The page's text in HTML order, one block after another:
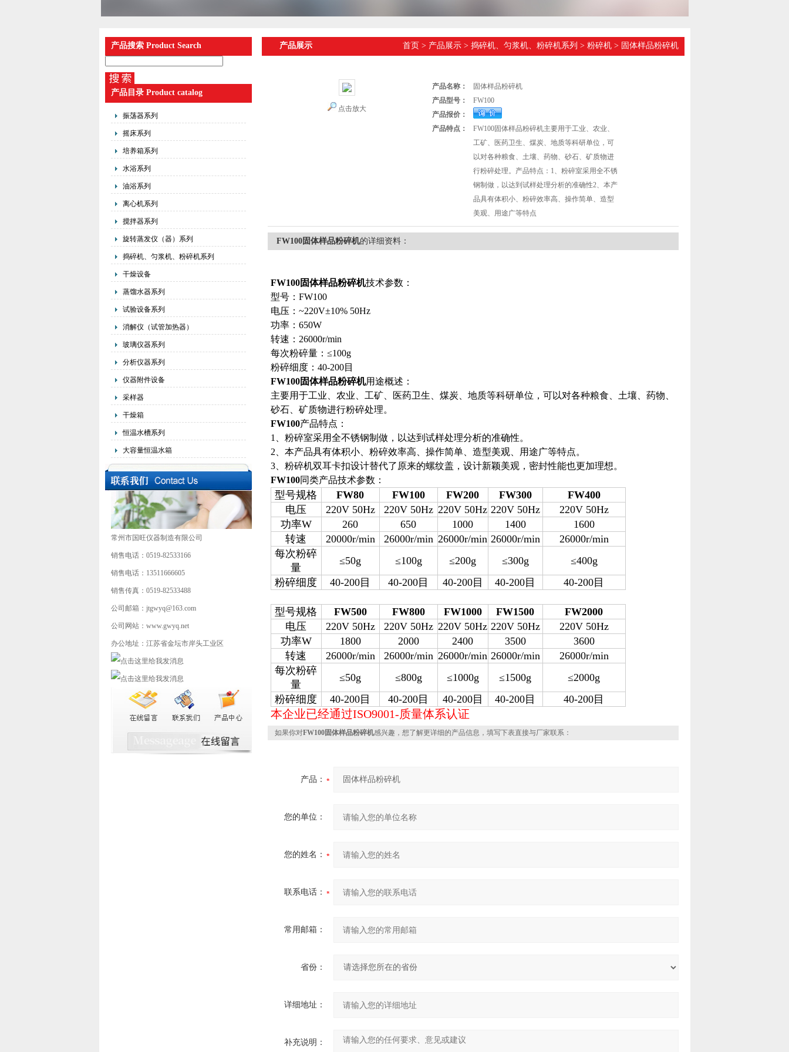
产品搜索 Product Search
产品目录 Product catalog
振荡器系列
摇床系列
培养箱系列
水浴系列
油浴系列
离心机系列
搅拌器系列
旋转蒸发仪（器）系列
捣碎机、匀浆机、粉碎机系列
干燥设备
蒸馏水器系列
试验设备系列
消解仪（试管加热器）
玻璃仪器系列
分析仪器系列
仪器附件设备
采样器
干燥箱
恒温水槽系列
大容量恒温水箱
常州市国旺仪器制造有限公司
销售电话：0519-82533166
销售电话：13511666605
销售传真：0519-82533488
公司邮箱：jtgwyq@163.com
公司网站：www.gwyq.net
办公地址：江苏省金坛市岸头工业区
产品展示 首页 > 产品展示> 捣碎机、匀浆机、粉碎机系列 > 粉碎机> 固体样品粉碎机
点击放大
产品名称：
固体样品粉碎机
产品型号：
FW100
产品报价：
产品特点：
FW100固体样品粉碎机主要用于工业、农业、
工矿、医药卫生、煤炭、地质等科研单位，可
以对各种粮食、土壤、药物、砂石、矿质物进
行粉碎处理。产品特点：1、粉碎室采用全不锈
钢制做，以达到试样处理分析的准确性2、本产
品具有体积小、粉碎效率高、操作简单、造型
美观、用途广等特点
FW100固体样品粉碎机的详细资料：
FW100固体样品粉碎机技术参数：
型号：FW100
电压：~220V±10% 50Hz
功率：650W
转速：26000r/min
每次粉碎量：≤100g
粉碎细度：40-200目
FW100固体样品粉碎机用途概述：
主要用于工业、农业、工矿、医药卫生、煤炭、地质等科研单位，可以对各种粮食、土壤、药物、
砂石、矿质物进行粉碎处理。
FW100产品特点：
1、粉碎室采用全不锈钢制做，以达到试样处理分析的准确性。
2、本产品具有体积小、粉碎效率高、操作简单、造型美观、用途广等特点。
3、粉碎机双耳卡扣设计替代了原来的螺纹盖，设计新颖美观，密封性能也更加理想。
FW100同类产品技术参数：
型号规格 FW80 FW100 FW200 FW300
FW400
电压
220V 50Hz 220V 50Hz 220V 50Hz 220V 50Hz
220V 50Hz
功率W 260 650 1000 1400
1600
转速
20000r/min 26000r/min 26000r/min 26000r/min
26000r/min
每次粉碎
量
≤50g ≤100g ≤200g ≤300g
≤400g
粉碎细度
40-200目 40-200目 40-200目 40-200目 40-200目
型号规格 FW500 FW800 FW1000 FW1500
FW2000
电压
220V 50Hz 220V 50Hz 220V 50Hz 220V 50Hz
220V 50Hz
功率W 1800 2000 2400 3500
3600
转速
26000r/min 26000r/min 26000r/min 26000r/min
26000r/min
每次粉碎
量
≤50g ≤800g ≤1000g ≤1500g
≤2000g
粉碎细度
40-200目 40-200目 40-200目 40-200目 40-200目
本企业已经通过ISO9001-质量体系认证
如果你对FW100固体样品粉碎机感兴趣，想了解更详细的产品信息，填写下表直接与厂家联系：
产品：
您的单位：
您的姓名：
联系电话：
常用邮箱：
省份：
详细地址：
补充说明：